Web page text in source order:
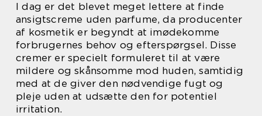
I dag er det blevet meget lettere at finde
ansigtscreme uden parfume, da producenter
af kosmetik er begyndt at imødekomme
forbrugernes behov og efterspørgsel. Disse
cremer er specielt formuleret til at være
mildere og skånsomme mod huden, samtidig
med at de giver den nødvendige fugt og
pleje uden at udsætte den for potentiel
irritation.